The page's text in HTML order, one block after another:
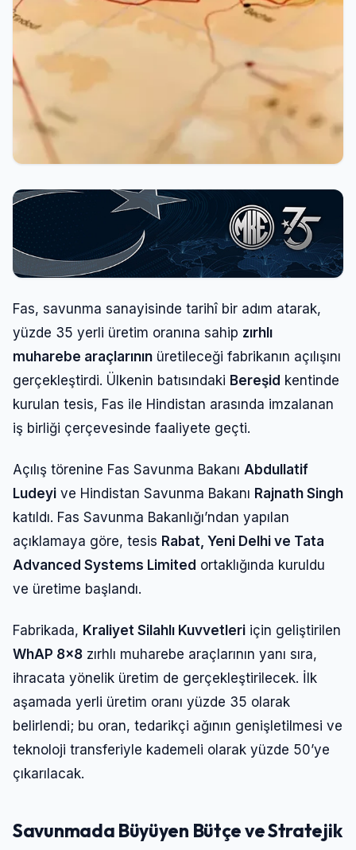
Fas, savunma sanayisinde tarihî bir adım atarak,
yüzde 35 yerli üretim oranına sahip zırhlı
muharebe araçlarının üretileceği fabrikanın açılışını
gerçekleştirdi. Ülkenin batısındaki Bereşid kentinde
kurulan tesis, Fas ile Hindistan arasında imzalanan
iş birliği çerçevesinde faaliyete geçti.
Açılış törenine Fas Savunma Bakanı Abdullatif
Ludeyi ve Hindistan Savunma Bakanı Rajnath Singh
katıldı. Fas Savunma Bakanlığı’ndan yapılan
açıklamaya göre, tesis Rabat, Yeni Delhi ve Tata
Advanced Systems Limited ortaklığında kuruldu
ve üretime başlandı.
Fabrikada, Kraliyet Silahlı Kuvvetleri için geliştirilen
WhAP 8×8 zırhlı muharebe araçlarının yanı sıra,
ihracata yönelik üretim de gerçekleştirilecek. İlk
aşamada yerli üretim oranı yüzde 35 olarak
belirlendi; bu oran, tedarikçi ağının genişletilmesi ve
teknoloji transferiyle kademeli olarak yüzde 50’ye
çıkarılacak.
Savunmada Büyüyen Bütçe ve Stratejik